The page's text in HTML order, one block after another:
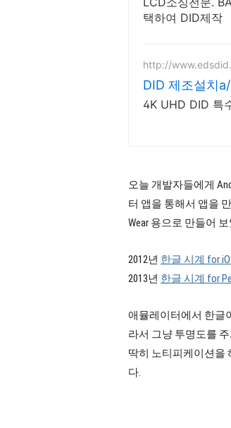
택하여 DID제작
http://
DID 제조설치
4K UHD DID 특
오늘 개발자들에게
터 앱을 통해서 앱을
Wear 용으로 만들어
2012년 한글 시계 for
2013년 한글 시계 for
애뮬레이터에서 한글
라서 그냥 투명도를
딱히 노티피케이션을
다.